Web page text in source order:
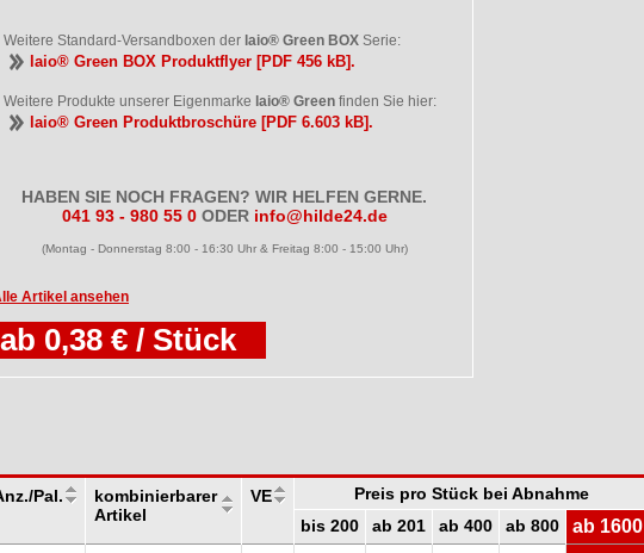
Weitere Standard-Versandboxen der laio® Green BOX Serie:
laio® Green BOX Produktflyer [PDF 456 kB].
Weitere Produkte unserer Eigenmarke laio® Green finden Sie hier:
laio® Green Produktbroschüre [PDF 6.603 kB].
HABEN SIE NOCH FRAGEN? WIR HELFEN GERNE.
041 93 - 980 55 0 ODER info@hilde24.de
(Montag - Donnerstag 8:00 - 16:30 Uhr & Freitag 8:00 - 15:00 Uhr)
Artikel ansehen
ab 0,38 € / Stück
Pal.
kombinierbarer
Artikel
VE Preis pro Stück bei Abnahme
bis 200
ab 201 ab 400 ab 800 ab 1600